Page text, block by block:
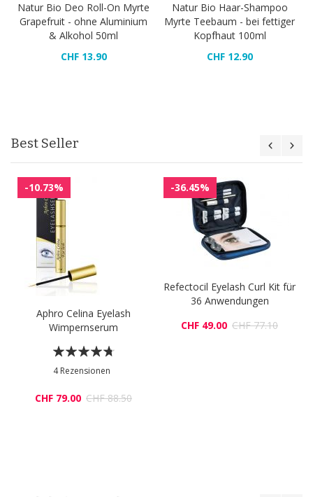
Natur Bio Deo Roll-On Myrte
Grapefruit - ohne Aluminium
& Alkohol 50ml
CHF 13.90
Natur Bio Haar-Shampoo
Myrte Teebaum - bei fettiger
Kopfhaut 100ml
CHF 12.90
Best Seller
-10.73%
Aphro Celina Eyelash
Wimpernserum
Bewertung:
90%
4Rezensionen
CHF 79.00 CHF 88.50
-36.45%
Refectocil Eyelash Curl Kit für
36 Anwendungen
CHF 49.00 CHF 77.10